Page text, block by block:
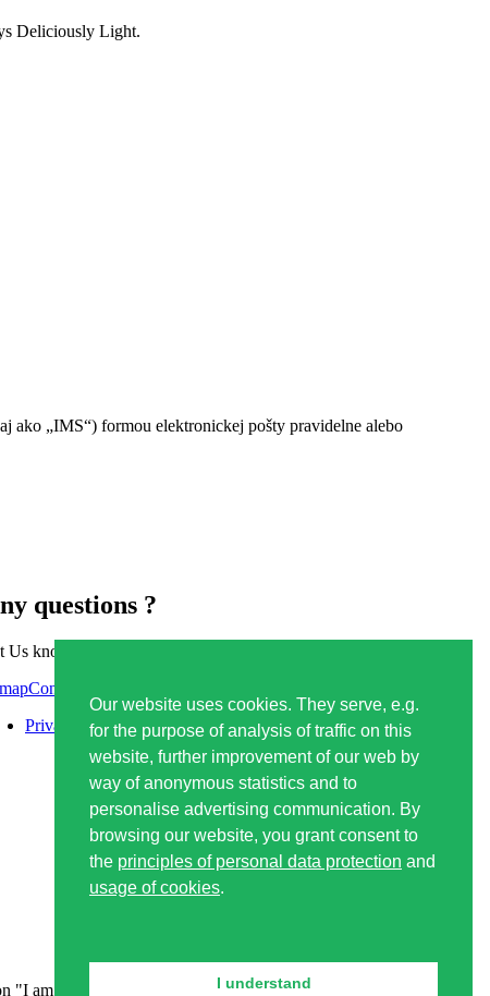
Our website uses cookies. They serve, e.g.
for the purpose of analysis of traffic on this
website, further improvement of our web by
way of anonymous statistics and to
personalise advertising communication. By
browsing our website, you grant consent to
the principles of personal data protection and
usage of cookies.
I understand
Deliciously Light.
„IMS“) formou elektronickej pošty pravidelne alebo
questions ?
Us know or don't hesitate to visit Us
Contact form
Privacy policy
am 18+ years old" you confirm that you are older than 18.